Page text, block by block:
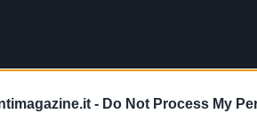
- Do Not Process My